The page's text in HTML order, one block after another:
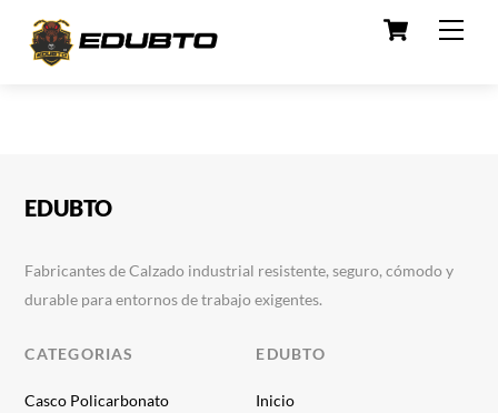
content
Cart
EDUBTO
Fabricantes de Calzado industrial resistente, seguro, cómodo y
durable para entornos de trabajo exigentes.
CATEGORIAS
Casco Policarbonato
EDUBTO
Inicio